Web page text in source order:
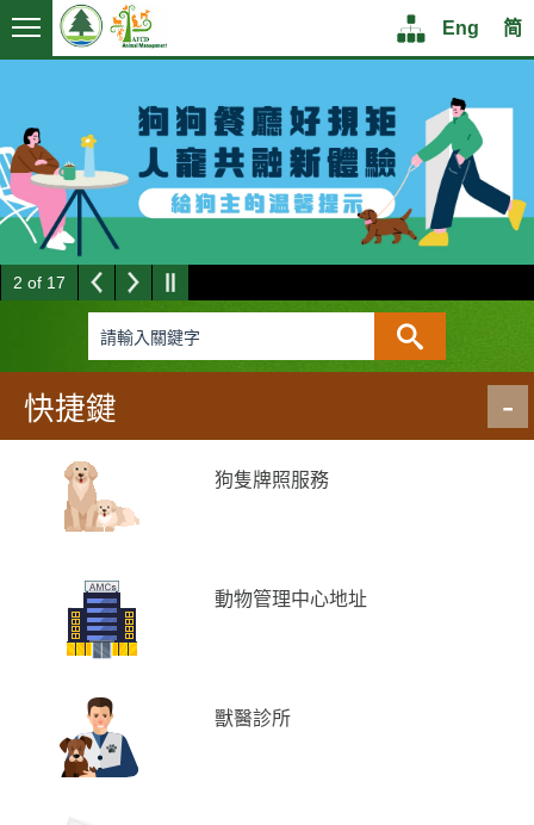
Logo Logo Structure
Eng
Eng 简
简
2 of 17
快捷鍵
狗隻牌照服務
動物管理中心地址
獸醫診所